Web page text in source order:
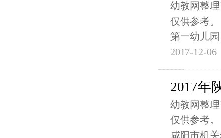
幼教网整
仅供参考
第一幼儿园
2017-12-06
2017年
幼教网整
仅供参考
咸阳市机